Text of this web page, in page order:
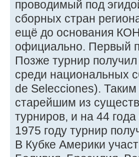
проводимый под
сборных стран
ещё до основания
официально. Первый
Позже турнир
среди национальных
de Selecciones).
старейшим из
турниров, и на 44
1975 году турнир
В Кубке Америки